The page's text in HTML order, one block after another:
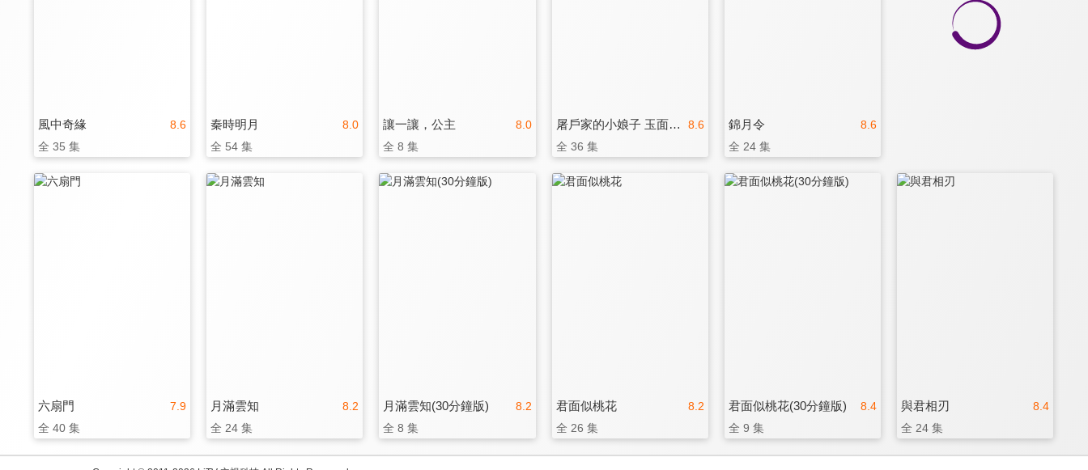
8.6
風中奇緣
全 35 集
8.0
秦時明月
全 54 集
8.0
讓一讓，公主
全 8 集
8.6
屠戶家的小娘子 玉面桃花總相逢
全 36 集
8.6
錦月令
全 24 集
7.9
六扇門
全 40 集
8.2
月滿雲知
全 24 集
8.2
月滿雲知(30分鐘版)
全 8 集
8.2
君面似桃花
全 26 集
8.4
君面似桃花(30分鐘版)
全 9 集
8.4
與君相刃
全 24 集